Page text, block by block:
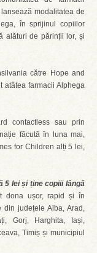
modalitatea de
în sprijinul copiilor
alături de părinții lor, și
către Hope and
atâtea farmacii Alphega
contactless sau prin
făcută în luna mai,
for Children alți 5 lei,
5 lei și ține copiii lângă
dona ușor, rapid și în
din județele Alba, Arad,
Gorj, Harghita, Iași,
Timiș și municipiul